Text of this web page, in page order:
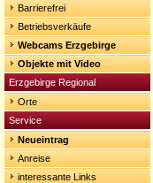
Barrierefrei
Betriebsverkäufe
Webcams Erzgebirge
Objekte mit Video
Erzgebirge Regional
Orte
Service
Neueintrag
Anreise
interessante Links